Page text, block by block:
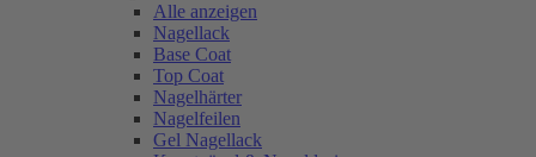
Alle anzeigen
Nagellack
Base Coat
Top Coat
Nagelhärter
Nagelfeilen
Gel Nagellack